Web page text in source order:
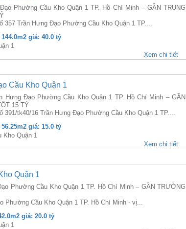
Phường Cầu Kho Quận 1 TP. Hồ Chí Minh – GẦN TRUNG
357 Trần Hưng Đạo Phường Cầu Kho Quận 1 TP....
giá: 40.0 tỷ
1
Xem chi tiết
Cầu Kho Quận 1
Hưng Đạo Phường Cầu Kho Quận 1 TP. Hồ Chí Minh – GẦN
15 TỶ
391/tk40/16 Trần Hưng Đạo Phường Cầu Kho Quận 1 TP....
giá: 15.0 tỷ
Kho Quận 1
Xem chi tiết
Quận 1
Phường Cầu Kho Quận 1 TP. Hồ Chí Minh – GẦN TRƯỜNG
Phường Cầu Kho Quận 1 TP. Hồ Chí Minh - vị...
giá: 20.0 tỷ
1